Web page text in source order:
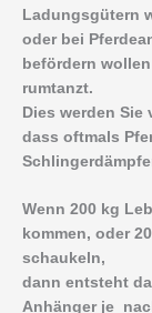
Ladungsgütern
oder bei
befördern
rumtanzt.
Dies werden Sie
dass oftmals
Wenn 200 kg
kommen, oder
schaukeln,
dann entsteht
Anhänger je